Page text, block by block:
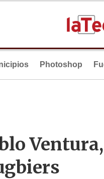
Photoshop